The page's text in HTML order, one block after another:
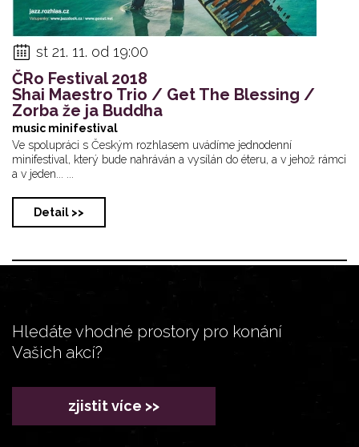
st 21. 11. od 19:00
ČRo Festival 2018
Shai Maestro Trio / Get The Blessing /
Zorba že ja Buddha
music minifestival
Ve spolupráci s Českým rozhlasem uvádíme jednodenní
minifestival, který bude nahráván a vysílán do éteru, a v jehož rámci
a v jeden... ...
Detail >>
Hledáte vhodné prostory pro konání
Vašich akcí?
zjistit více >>